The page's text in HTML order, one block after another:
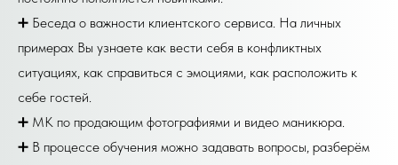
➕ Беседа о важности клиентского сервиса. На личных
примерах Вы узнаете как вести себя в конфликтных
ситуациях, как справиться с эмоциями, как расположить к
себе гостей.
➕ МК по продающим фотографиями и видео маникюра.
➕ В процессе обучения можно задавать вопросы, разберём